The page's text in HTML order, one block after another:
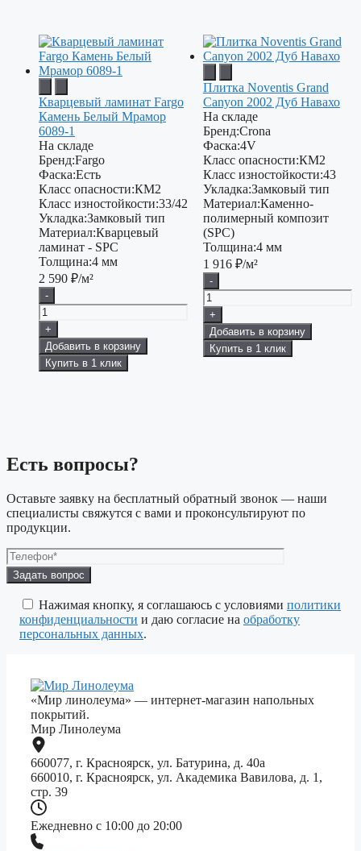
Кварцевый ламинат Fargo
Камень Белый Мрамор
6089-1
На складе
Бренд:Fargo
Фаска:Есть
Класс опасности:КМ2
Класс изностойкости:33/42
Укладка:Замковый тип
Материал:Кварцевый
ламинат - SPC
Толщина:4 мм
2 590 ₽/м²
-
+
Добавить в корзину
Купить в 1 клик
Плитка Noventis Grand
Canyon 2002 Дуб Навахо
На складе
Бренд:Crona
Фаска:4V
Класс опасности:КМ2
Класс изностойкости:43
Укладка:Замковый тип
Материал:Каменно-
полимерный композит
(SPC)
Толщина:4 мм
1 916 ₽/м²
-
+
Добавить в корзину
Купить в 1 клик
Есть вопросы?
Оставьте заявку на бесплатный обратный звонок — наши
специалисты свяжутся с вами и проконсультируют по
продукции.
Оставьте
это
поле
пустым.
Нажимая кнопку, я соглашаюсь с условиями политики
конфиденциальности и даю согласие на обработку
персональных данных.
«Мир линолеума» — интернет-магазин напольных
покрытий.
Мир Линолеума
660077, г. Красноярск, ул. Батурина, д. 40а
660010, г. Красноярск, ул. Академика Вавилова, д. 1,
стр. 39
Ежедневно с 10:00 до 20:00